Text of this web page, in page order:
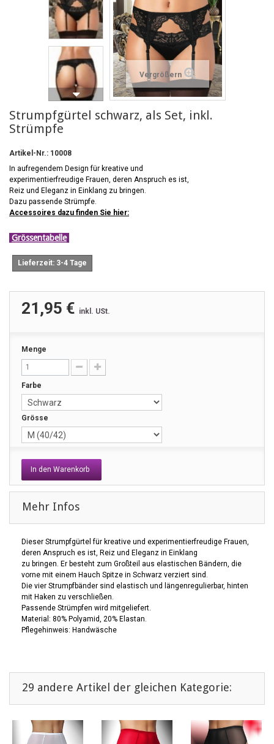
Vergrößern
Strumpfgürtel schwarz, als Set, inkl.
Strümpfe
Artikel-Nr.: 10008
In aufregendem Design für kreative und
experimentierfreudige Frauen, deren Anspruch es ist,
Reiz und Eleganz in Einklang zu bringen.
Dazu passende Strümpfe.
Accessoires dazu finden Sie hier:
Grössentabelle
Lieferzeit: 3-4 Tage
21,95 € inkl. USt.
Menge
Farbe
Grösse
In den Warenkorb
Mehr Infos
Dieser Strumpfgürtel für kreative und experimentierfreudige Frauen,
deren Anspruch es ist, Reiz und Eleganz in Einklang
zu bringen. Er besteht zum Großteil aus elastischen Bändern, die
vorne mit einem Hauch Spitze in Schwarz verziert sind.
Die vier Strumpfbänder sind elastisch und längenregulierbar, hinten
mit Haken zu verschließen.
Passende Strümpfen wird mitgeliefert.
Material: 80% Polyamid, 20% Elastan.
Pflegehinweis: Handwäsche
29 andere Artikel der gleichen Kategorie: